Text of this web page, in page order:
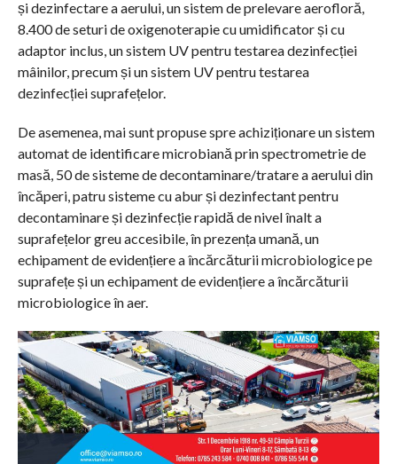
și dezinfectare a aerului, un sistem de prelevare aerofloră,
8.400 de seturi de oxigenoterapie cu umidificator și cu
adaptor inclus, un sistem UV pentru testarea dezinfecției
mâinilor, precum și un sistem UV pentru testarea
dezinfecției suprafețelor.
De asemenea, mai sunt propuse spre achiziționare un sistem
automat de identificare microbiană prin spectrometrie de
masă, 50 de sisteme de decontaminare/tratare a aerului din
încăperi, patru sisteme cu abur și dezinfectant pentru
decontaminare și dezinfecție rapidă de nivel înalt a
suprafețelor greu accesibile, în prezența umană, un
echipament de evidențiere a încărcăturii microbiologice pe
suprafețe și un echipament de evidențiere a încărcăturii
microbiologice în aer.